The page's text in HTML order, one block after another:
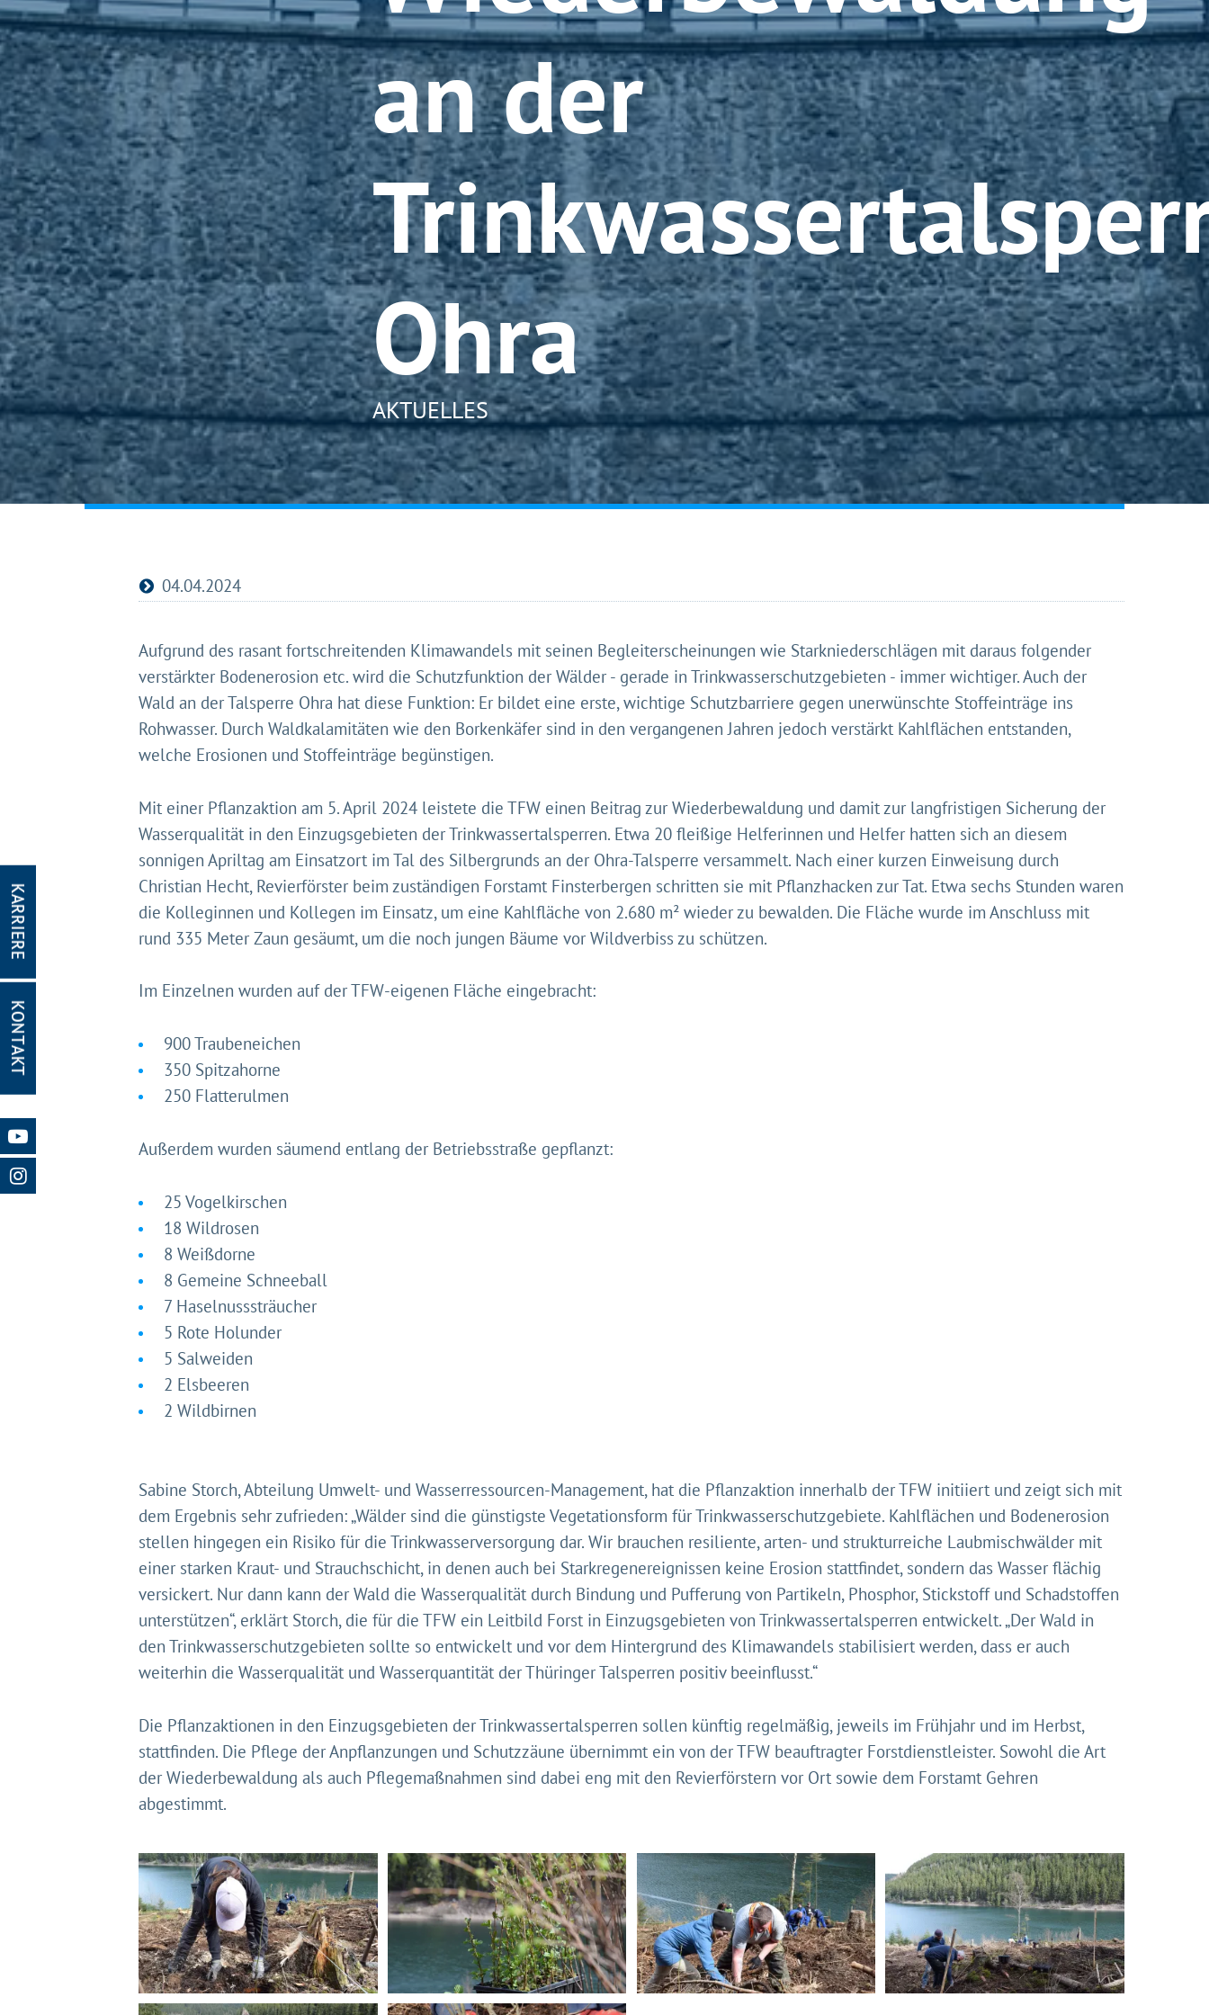
an der
Ohra
AKTUELLES
04.04.2024
Aufgrund des rasant fortschreitenden Klimawandels mit seinen Begleiterscheinungen wie Starkniederschlägen mit daraus folgender
verstärkter Bodenerosion etc. wird die Schutzfunktion der Wälder - gerade in Trinkwasserschutzgebieten - immer wichtiger. Auch der
Wald an der Talsperre Ohra hat diese Funktion: Er bildet eine erste, wichtige Schutzbarriere gegen unerwünschte Stoffeinträge ins
Rohwasser. Durch Waldkalamitäten wie den Borkenkäfer sind in den vergangenen Jahren jedoch verstärkt Kahlflächen entstanden,
welche Erosionen und Stoffeinträge begünstigen.
Mit einer Pflanzaktion am 5. April 2024 leistete die TFW einen Beitrag zur Wiederbewaldung und damit zur langfristigen Sicherung der
Wasserqualität in den Einzugsgebieten der Trinkwassertalsperren. Etwa 20 fleißige Helferinnen und Helfer hatten sich an diesem
sonnigen Apriltag am Einsatzort im Tal des Silbergrunds an der Ohra-Talsperre versammelt. Nach einer kurzen Einweisung durch
Christian Hecht, Revierförster beim zuständigen Forstamt Finsterbergen schritten sie mit Pflanzhacken zur Tat. Etwa sechs Stunden waren
die Kolleginnen und Kollegen im Einsatz, um eine Kahlfläche von 2.680 m² wieder zu bewalden. Die Fläche wurde im Anschluss mit
rund 335 Meter Zaun gesäumt, um die noch jungen Bäume vor Wildverbiss zu schützen.
Im Einzelnen wurden auf der TFW-eigenen Fläche eingebracht:
900 Traubeneichen
350 Spitzahorne
250 Flatterulmen
Außerdem wurden säumend entlang der Betriebsstraße gepflanzt:
25 Vogelkirschen
18 Wildrosen
8 Weißdorne
8 Gemeine Schneeball
7 Haselnusssträucher
5 Rote Holunder
5 Salweiden
2 Elsbeeren
2 Wildbirnen
Sabine Storch, Abteilung Umwelt- und Wasserressourcen-Management, hat die Pflanzaktion innerhalb der TFW initiiert und zeigt sich mit
dem Ergebnis sehr zufrieden: „Wälder sind die günstigste Vegetationsform für Trinkwasserschutzgebiete. Kahlflächen und Bodenerosion
stellen hingegen ein Risiko für die Trinkwasserversorgung dar. Wir brauchen resiliente, arten- und strukturreiche Laubmischwälder mit
einer starken Kraut- und Strauchschicht, in denen auch bei Starkregenereignissen keine Erosion stattfindet, sondern das Wasser flächig
versickert. Nur dann kann der Wald die Wasserqualität durch Bindung und Pufferung von Partikeln, Phosphor, Stickstoff und Schadstoffen
unterstützen“, erklärt Storch, die für die TFW ein Leitbild Forst in Einzugsgebieten von Trinkwassertalsperren entwickelt. „Der Wald in
den Trinkwasserschutzgebieten sollte so entwickelt und vor dem Hintergrund des Klimawandels stabilisiert werden, dass er auch
weiterhin die Wasserqualität und Wasserquantität der Thüringer Talsperren positiv beeinflusst.“
Die Pflanzaktionen in den Einzugsgebieten der Trinkwassertalsperren sollen künftig regelmäßig, jeweils im Frühjahr und im Herbst,
stattfinden. Die Pflege der Anpflanzungen und Schutzzäune übernimmt ein von der TFW beauftragter Forstdienstleister. Sowohl die Art
der Wiederbewaldung als auch Pflegemaßnahmen sind dabei eng mit den Revierförstern vor Ort sowie dem Forstamt Gehren
abgestimmt.
KARRIERE
KONTAKT